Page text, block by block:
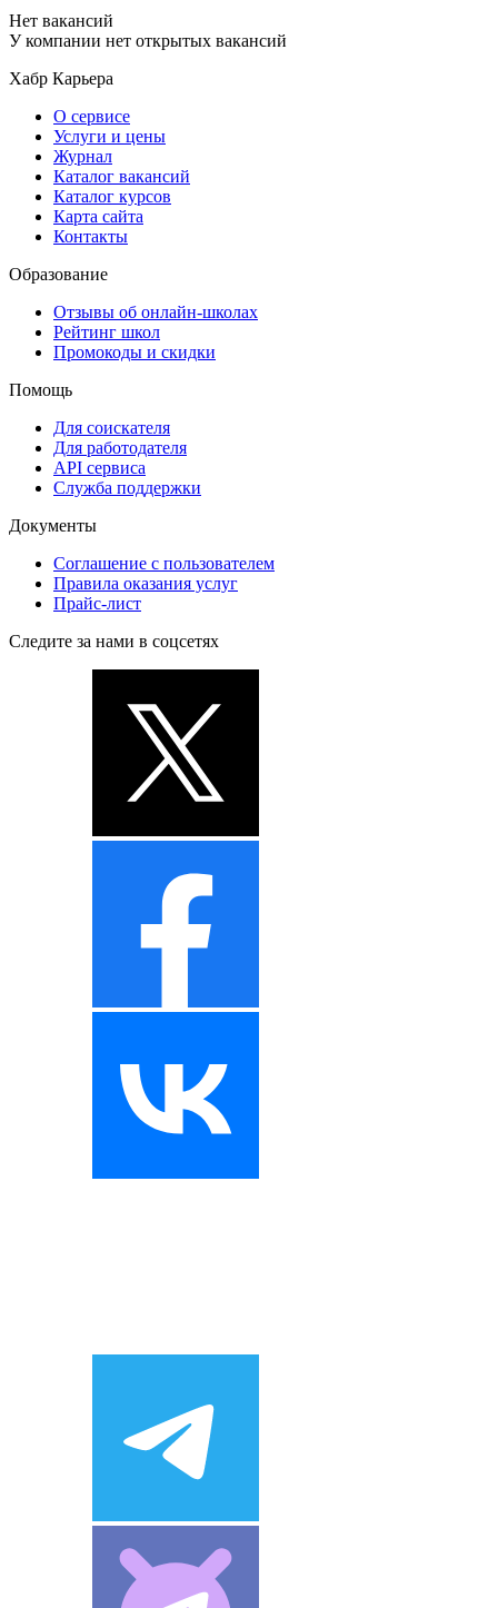
Нет вакансий
У компании нет открытых вакансий
Хабр Карьера
О сервисе
Услуги и цены
Журнал
Каталог вакансий
Каталог курсов
Карта сайта
Контакты
Образование
Отзывы об онлайн-школах
Рейтинг школ
Промокоды и скидки
Помощь
Для соискателя
Для работодателя
API сервиса
Служба поддержки
Документы
Соглашение с пользователем
Правила оказания услуг
Прайс-лист
Следите за нами в соцсетях